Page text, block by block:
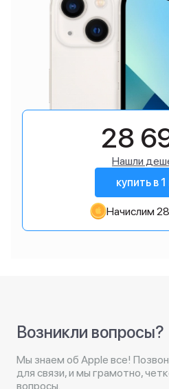
28
Нашли
купить в
Начислим
Возникли вопросы?
Мы знаем об Apple все!
для связи, и мы грамотно,
вопросы.